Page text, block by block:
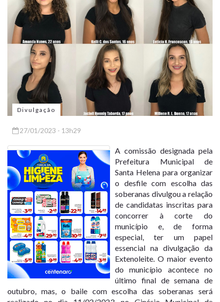
Divulgação
27/01/2023 - 13h29
A comissão designada pela
Prefeitura Municipal de
Santa Helena para organizar
o desfile com escolha das
soberanas divulgou a relação
de candidatas inscritas para
concorrer à corte do
município e, de forma
especial, ter um papel
essencial na divulgação da
Extenoleite. O maior evento
do município acontece no
último final de semana de
outubro, mas, o baile com escolha das soberanas será